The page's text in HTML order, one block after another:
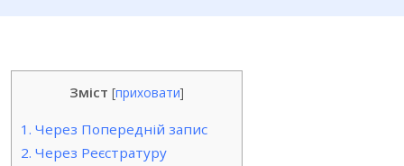
Зміст [приховати]
1. Через Попередній запис
2. Через Реєстратуру